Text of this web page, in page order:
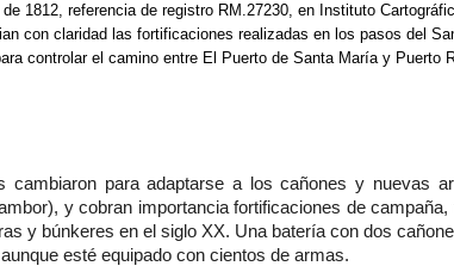
de 1812, referencia de registro RM.27230, en Instituto
con claridad las fortificaciones realizadas en los pasos del
controlar el camino entre El Puerto de Santa María y Puerto
cambiaron para adaptarse a los cañones y nuevas
y cobran importancia fortificaciones de
y búnkeres en el siglo XX. Una batería con dos
esté equipado con cientos de armas.